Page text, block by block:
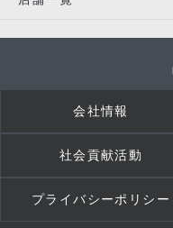
会社情報
社会貢献活動
プライバシーポリシー